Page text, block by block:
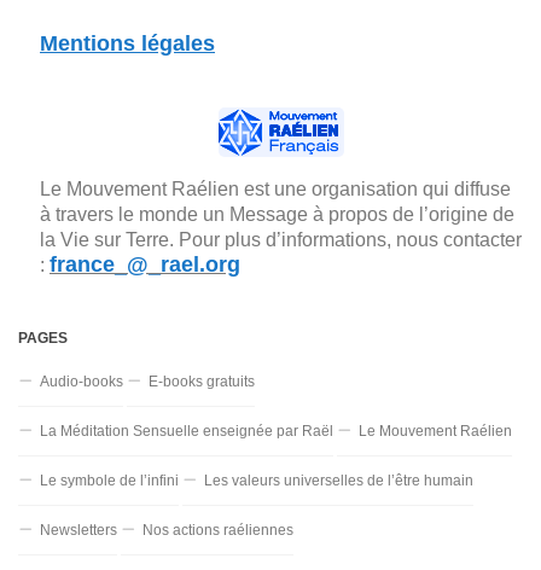
Mentions légales
Le Mouvement Raélien est une organisation qui diffuse
à travers le monde un Message à propos de l’origine de
la Vie sur Terre. Pour plus d’informations, nous contacter
: france_@_rael.org
PAGES
Audio-books E-books gratuits
La Méditation Sensuelle enseignée par Raël Le Mouvement Raélien
Le symbole de l’infini Les valeurs universelles de l’être humain
Newsletters Nos actions raéliennes